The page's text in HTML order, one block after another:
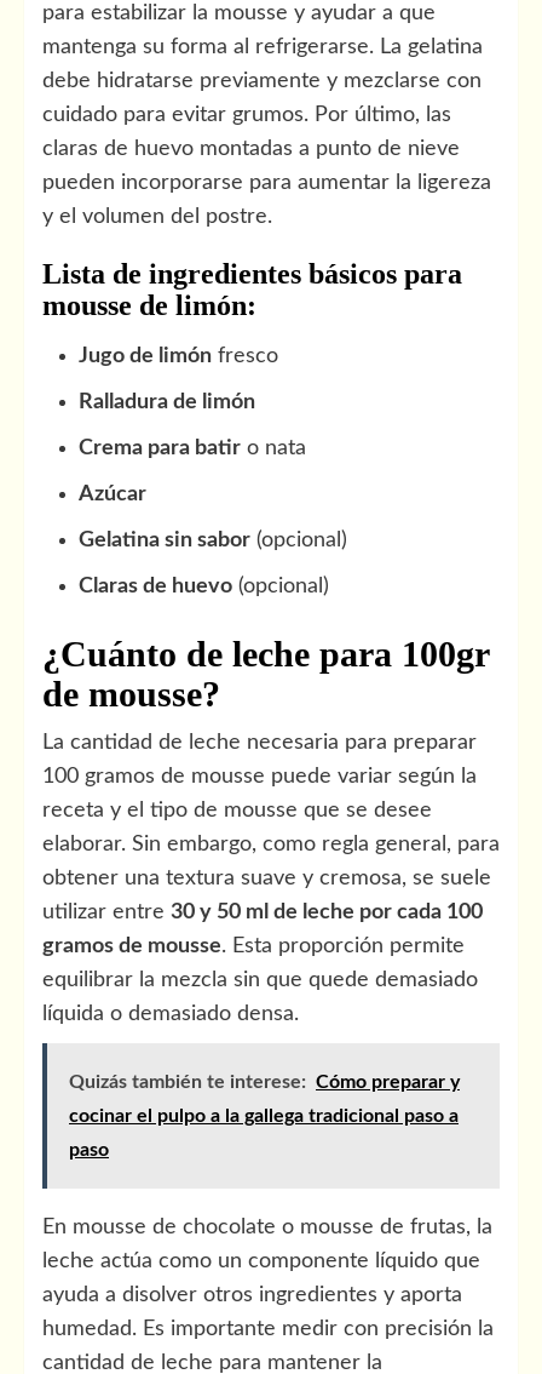
para estabilizar la mousse y ayudar a que
mantenga su forma al refrigerarse. La gelatina
debe hidratarse previamente y mezclarse con
cuidado para evitar grumos. Por último, las
claras de huevo montadas a punto de nieve
pueden incorporarse para aumentar la ligereza
y el volumen del postre.
Lista de ingredientes básicos para
mousse de limón:
Jugo de limón fresco
Ralladura de limón
Crema para batir o nata
Azúcar
Gelatina sin sabor (opcional)
Claras de huevo (opcional)
¿Cuánto de leche para 100gr
de mousse?
La cantidad de leche necesaria para preparar
100 gramos de mousse puede variar según la
receta y el tipo de mousse que se desee
elaborar. Sin embargo, como regla general, para
obtener una textura suave y cremosa, se suele
utilizar entre 30 y 50 ml de leche por cada 100
gramos de mousse. Esta proporción permite
equilibrar la mezcla sin que quede demasiado
líquida o demasiado densa.
Quizás también te interese: Cómo preparar y
cocinar el pulpo a la gallega tradicional paso a
paso
En mousse de chocolate o mousse de frutas, la
leche actúa como un componente líquido que
ayuda a disolver otros ingredientes y aporta
humedad. Es importante medir con precisión la
cantidad de leche para mantener la